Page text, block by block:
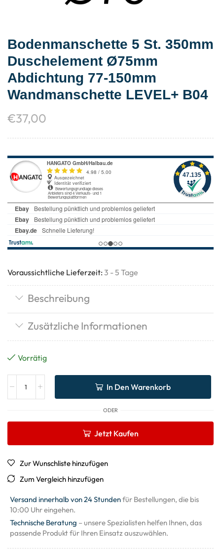
Bodenmanschette 5 St. 350mm
Duschelement Ø75mm
Abdichtung 77-150mm
Wandmanschette LEVEL+ B04
€37,00
Voraussichtliche Lieferzeit: 3 - 5 Tage
Beschreibung
Zusätzliche Informationen
Vorrätig
In Den Warenkorb
ODER
Jetzt Kaufen
Zur Wunschliste hinzufügen
Zum Vergleich hinzufügen
Versand innerhalb von 24 Stundenfür Bestellungen, die bis
10:00 Uhr eingehen.
Technische Beratung – unsere Spezialisten helfen Ihnen, das
passende Produkt für Ihren Einsatz auszuwählen.